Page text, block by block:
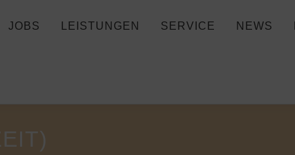
JOBS LEISTUNGEN SERVICE NEWS